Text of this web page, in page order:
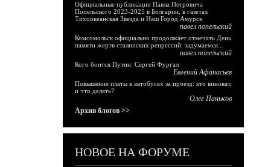
Официальные публикации Павла Петровича
Попельского 2023-2025 в Болгарии, в газетах
Тихоокеанская Звезда и Наш Город Амурск
павел попельский
Комсомольск официально продолжает отмечать День
памяти жертв сталинских репрессий: задумаемся...
павел попельский
Кого боится Путин: Сергей Фургал
Евгений Афанасьев
Повышение платы в автобусах за проезд: кто виноват,
и что делать?
Олег Паньков
Архив блогов >>
НОВОЕ НА ФОРУМЕ